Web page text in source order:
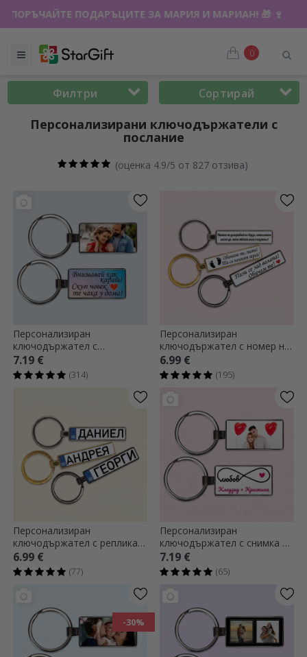
🌴 ДО -40% ОТСТЪПКА ЗА НАД 100
0
Филтри Сортирай
Персонализирани ключодържатели с
послание
(оценка 4.9/5 от 827 отзива)
Персонализиран
ключодържател с
фотография и текст
7.19 €
(314)
Персонализиран
ключодържател с номер на
кола и послание
6.99 €
(195)
Персонализиран
ключодържател с реплика
на автомобилен номер с
вашето име
6.99 €
(77)
Персонализиран
ключодържател с снимка и
текст - модел „Безкрайна
любов“
7.19 €
(65)
-30%